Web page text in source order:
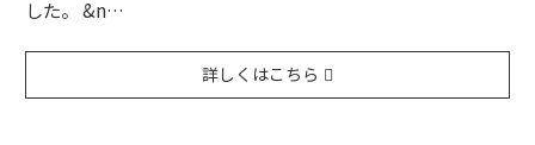
した。 &n…
詳しくはこちら